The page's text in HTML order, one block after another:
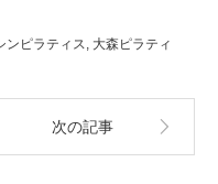
ンピラティス
大森ピラティ
次の記事